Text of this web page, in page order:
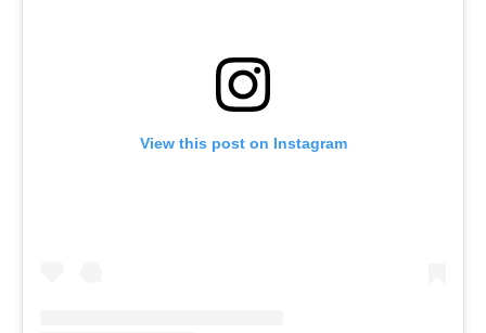
View this post on Instagram